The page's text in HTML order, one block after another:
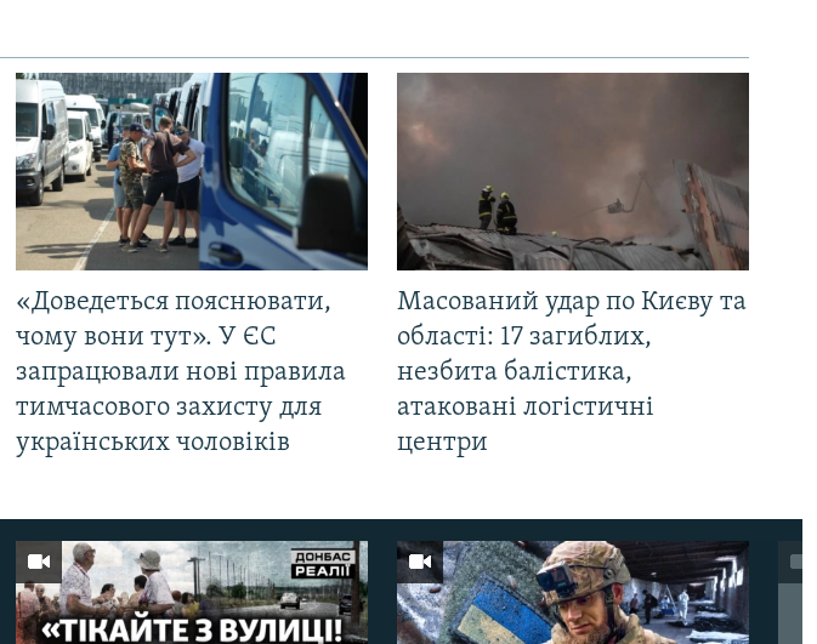
«Доведеться пояснювати,
чому вони тут». У ЄС
запрацювали нові правила
тимчасового захисту для
українських чоловіків
Масований удар по Києву та
області: 17 загиблих,
незбита балістика,
атаковані логістичні
центри